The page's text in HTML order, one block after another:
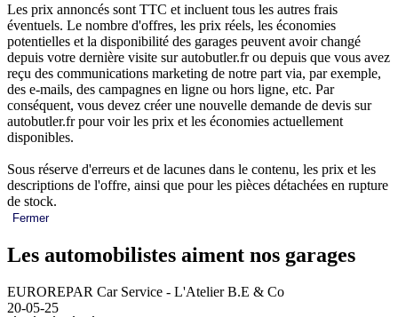
Les prix annoncés sont TTC et incluent tous les autres frais
éventuels. Le nombre d'offres, les prix réels, les économies
potentielles et la disponibilité des garages peuvent avoir changé
depuis votre dernière visite sur autobutler.fr ou depuis que vous avez
reçu des communications marketing de notre part via, par exemple,
des e-mails, des campagnes en ligne ou hors ligne, etc. Par
conséquent, vous devez créer une nouvelle demande de devis sur
autobutler.fr pour voir les prix et les économies actuellement
disponibles.
Sous réserve d'erreurs et de lacunes dans le contenu, les prix et les
descriptions de l'offre, ainsi que pour les pièces détachées en rupture
de stock.
Fermer
Les automobilistes aiment nos garages
EUROREPAR Car Service - L'Atelier B.E & Co
20-05-25